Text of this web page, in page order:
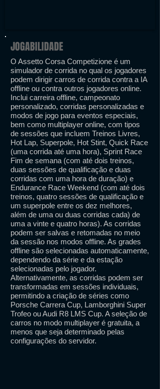
JOGABILIDADE
O Assetto Corsa Competizione é um
simulador de corrida no qual os jogadores
podem dirigir carros de corrida contra a IA
offline ou contra outros jogadores online.
Inclui carreira offline, campeonato
personalizado, corridas personalizadas e
modos de jogo para eventos especiais,
bem como multiplayer online, com tipos
de sessões que incluem Treinos Livres,
Hot Lap, Superpole, Hot Stint, Quick Race
(uma corrida até uma hora), Sprint Race
Fim de semana (com até dois treinos,
duas sessões de qualificação e duas
corridas com uma hora de duração) e
Endurance Race Weekend (com até dois
treinos, quatro sessões de qualificação e
um superpole entre os dez melhores,
além de uma ou duas corridas cada) de
uma a vinte e quatro horas). As corridas
podem ser salvas e retomadas no meio
da sessão nos modos offline. As grades
offline são selecionadas automaticamente,
dependendo da série e da estação
selecionadas pelo jogador.
Alternativamente, as corridas podem ser
transformadas em sessões individuais,
permitindo a criação de séries como
Porsche Carrera Cup, Lamborghini Super
Trofeo ou Audi R8 LMS Cup. A seleção de
carros no modo multiplayer é gratuita, a
menos que seja determinado pelas
configurações do servidor.